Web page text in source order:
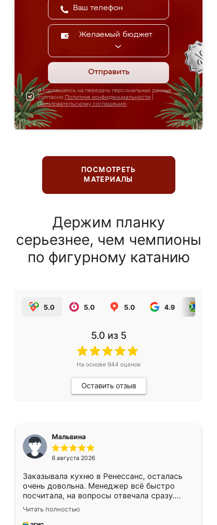
Желаемый бюджет
Отправить
Я соглашаюсь на передачу персональных данных
согласно Политике конфиденциальности
Пользовательскому соглашению
ПОСМОТРЕТЬ
МАТЕРИАЛЫ
Держим планку
серьезнее, чем чемпионы
по фигурному катанию
5.0 5.0 5.0 4.9
5.0 из 5
На основе 944 оценок
Оставить отзыв
Мальвина
6 августа 2026
Заказывала кухню в Ренессанс, осталась
очень довольна. Менеджер всё быстро
посчитала, на вопросы отвечала сразу.
Замерщик приехал в субботу, подошёл к
делу со всей ответственностью. Собрали
Читать полностью